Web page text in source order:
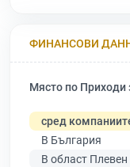
ФИНАНСОВИ
Място по Приходи
сред
В България
В област Плевен